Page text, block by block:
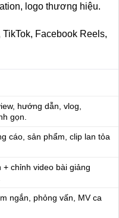
logo thương hiệu.
Facebook Reels,
hướng dẫn, vlog,
gọn.
cáo, sản phẩm, clip lan tỏa
+ chỉnh video bài giảng
ngắn, phỏng vấn, MV ca